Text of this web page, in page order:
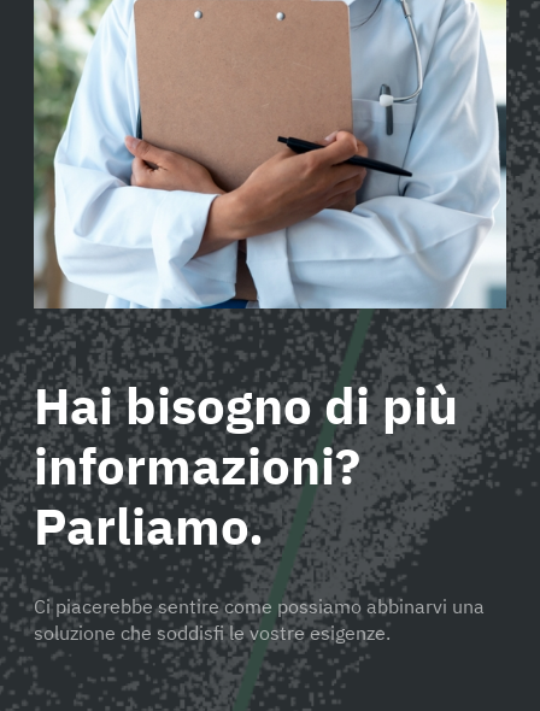
Hai bisogno di più
informazioni?
Parliamo.
Ci piacerebbe sentire come possiamo abbinarvi una
soluzione che soddisfi le vostre esigenze.